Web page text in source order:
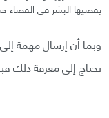
يقضيها البشر في الفضاء
وبما أن إرسال مهمة
نحتاج إلى معرفة ذلك